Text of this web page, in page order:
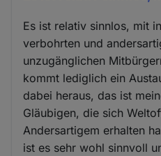
Es ist relativ sinnlos, mit
verbohrten und
unzugänglichen
kommt lediglich ein
dabei heraus, das ist
Gläubigen, die sich
Andersartigem erhalten
ist es sehr wohl sinnvoll